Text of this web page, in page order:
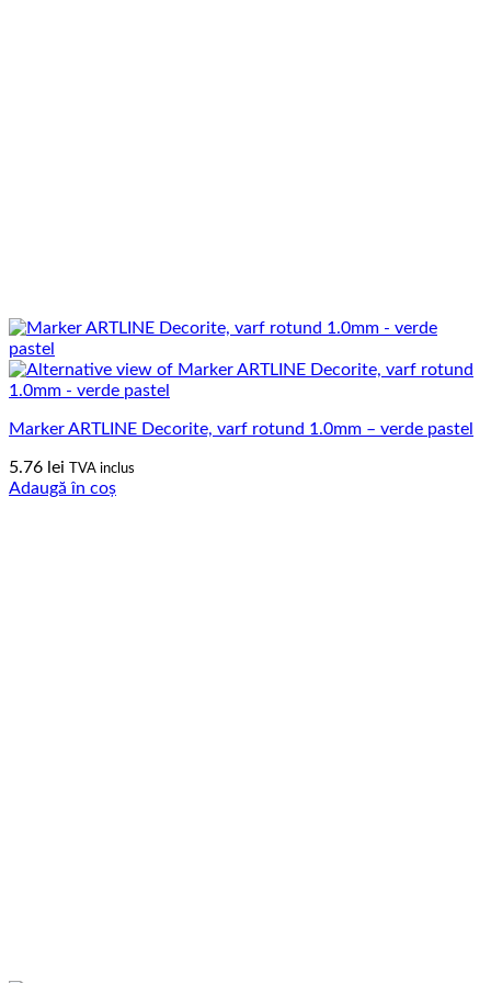
Marker ARTLINE Decorite, varf rotund 1.0mm – verde pastel
5.76 lei TVA inclus
Adaugă în coș